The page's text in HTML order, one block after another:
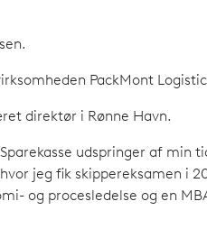
PackMont
direktør i Rønne Havn.
udspringer af min
jeg fik skippereksamen i
og procesledelse og en